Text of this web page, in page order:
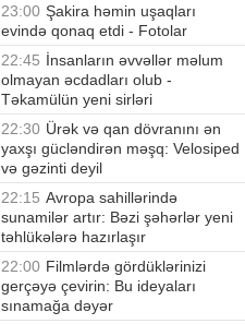
23:00 Şakira həmin uşaqları
evində qonaq etdi - Fotolar
22:45 İnsanların əvvəllər məlum
olmayan əcdadları olub -
Təkamülün yeni sirləri
22:30 Ürək və qan dövranını ən
yaxşı gücləndirən məşq: Velosiped
və gəzinti deyil
22:15 Avropa sahillərində
sunamilər artır: Bəzi şəhərlər yeni
təhlükələrə hazırlaşır
22:00 Filmlərdə gördüklərinizi
gerçəyə çevirin: Bu ideyaları
sınamağa dəyər